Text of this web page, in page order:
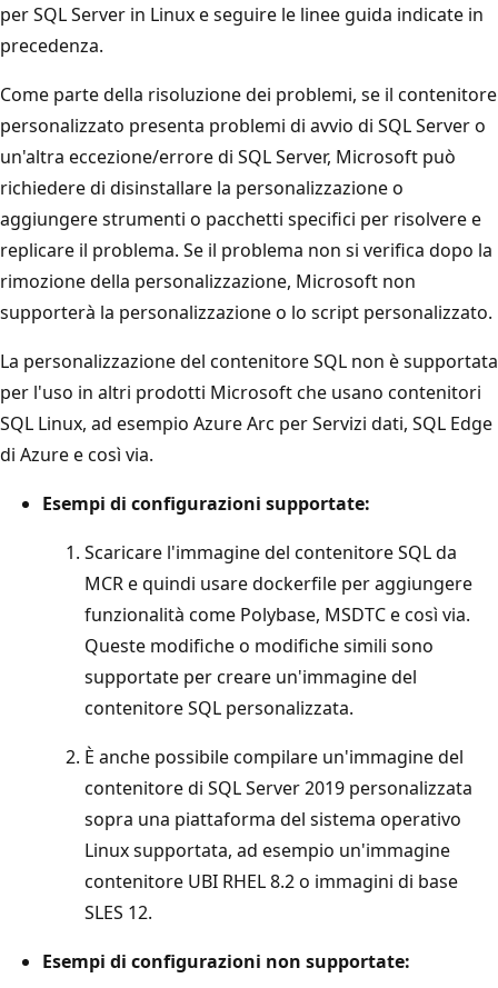
per SQL Server in Linux e seguire le linee guida indicate in
precedenza.
Come parte della risoluzione dei problemi, se il contenitore
personalizzato presenta problemi di avvio di SQL Server o
un'altra eccezione/errore di SQL Server, Microsoft può
richiedere di disinstallare la personalizzazione o
aggiungere strumenti o pacchetti specifici per risolvere e
replicare il problema. Se il problema non si verifica dopo la
rimozione della personalizzazione, Microsoft non
supporterà la personalizzazione o lo script personalizzato.
La personalizzazione del contenitore SQL non è supportata
per l'uso in altri prodotti Microsoft che usano contenitori
SQL Linux, ad esempio Azure Arc per Servizi dati, SQL Edge
di Azure e così via.
Esempi di configurazioni supportate:
Scaricare l'immagine del contenitore SQL da
MCR e quindi usare dockerfile per aggiungere
funzionalità come Polybase, MSDTC e così via.
Queste modifiche o modifiche simili sono
supportate per creare un'immagine del
contenitore SQL personalizzata.
È anche possibile compilare un'immagine del
contenitore di SQL Server 2019 personalizzata
sopra una piattaforma del sistema operativo
Linux supportata, ad esempio un'immagine
contenitore UBI RHEL 8.2 o immagini di base
SLES 12.
Esempi di configurazioni non supportate: